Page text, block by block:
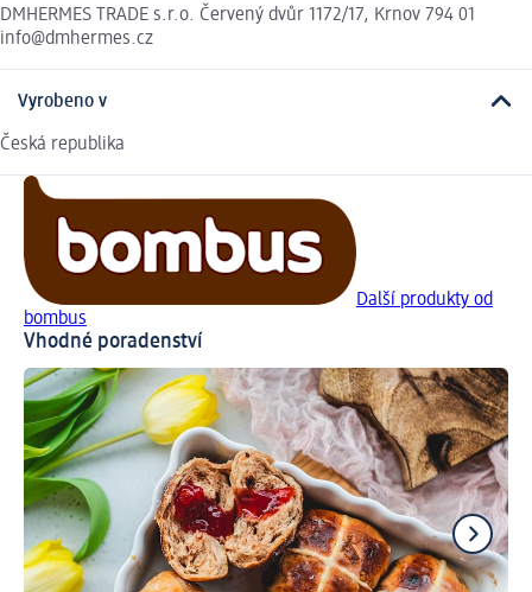
DMHERMES TRADE s.r.o. Červený dvůr 1172/17, Krnov 794 01
info@dmhermes.cz
Vyrobeno v
Česká republika
Další produkty od
bombus
Vhodné poradenství